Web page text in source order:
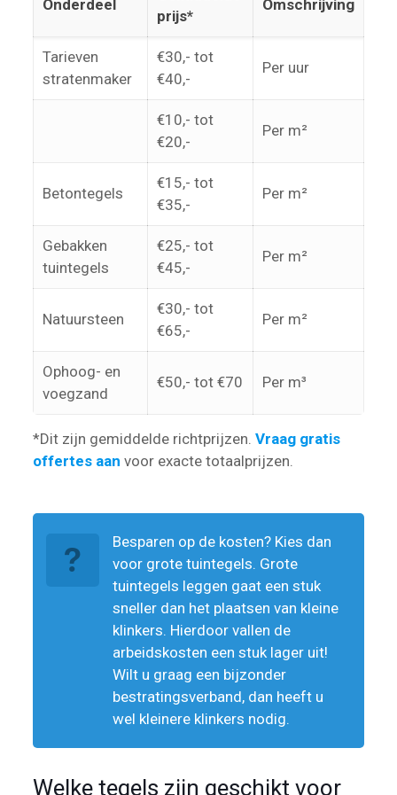
Onderdeel
prijs*
Omschrijving
Tarieven
stratenmaker
€30,- tot
€40,-
Per uur
€10,- tot
€20,-
Per m²
Betontegels
€15,- tot
€35,-
Per m²
Gebakken
tuintegels
€25,- tot
€45,-
Per m²
Natuursteen
€30,- tot
€65,-
Per m²
Ophoog- en
voegzand
€50,- tot €70 Per m³
*Dit zijn gemiddelde richtprijzen. Vraag gratis
offertes aan voor exacte totaalprijzen.
Besparen op de kosten? Kies dan
voor grote tuintegels. Grote
tuintegels leggen gaat een stuk
sneller dan het plaatsen van kleine
klinkers. Hierdoor vallen de
arbeidskosten een stuk lager uit!
Wilt u graag een bijzonder
bestratingsverband, dan heeft u
wel kleinere klinkers nodig.
Welke tegels zijn geschikt voor